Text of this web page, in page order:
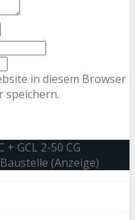
in diesem Browser
speichern.
+ GCL 2-50 CG
(Anzeige)